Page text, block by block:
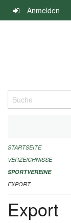
Navigation
überspringen
Anmelden
Suche
ALLGEMEINE
FINANZIELLE
KONTAKT
STARTSEITE
VERZEICHNISSE
SPORTVEREINE
EXPORT
Export